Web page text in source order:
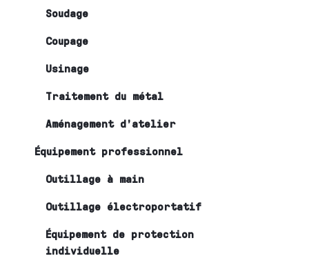
Soudage
Coupage
Usinage
Traitement du métal
Aménagement d’atelier
Équipement professionnel
Outillage à main
Outillage électroportatif
Équipement de protection
individuelle